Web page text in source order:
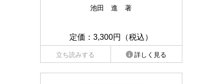
池田 進 著
定価：3,300円（税込）
立ち読みする 詳しく見る